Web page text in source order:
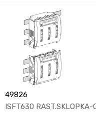
49826
ISFT630